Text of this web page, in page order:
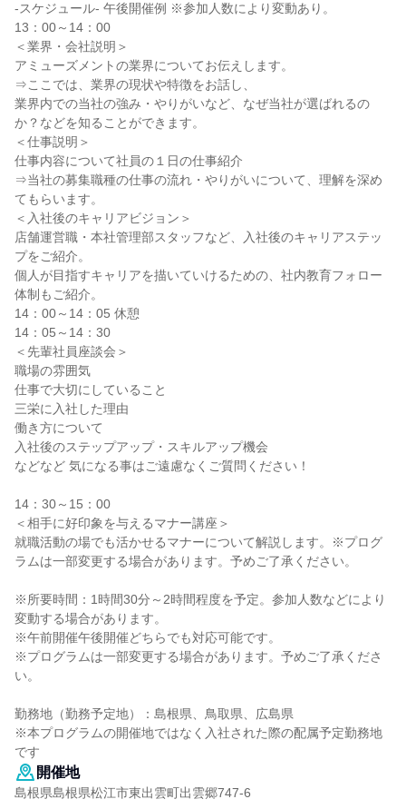
-スケジュール- 午後開催例 ※参加人数により変動あり。
13：00～14：00
＜業界・会社説明＞
アミューズメントの業界についてお伝えします。
⇒ここでは、業界の現状や特徴をお話し、
業界内での当社の強み・やりがいなど、なぜ当社が選ばれるの
か？などを知ることができます。
＜仕事説明＞
仕事内容について社員の１日の仕事紹介
⇒当社の募集職種の仕事の流れ・やりがいについて、理解を深め
てもらいます。
＜入社後のキャリアビジョン＞
店舗運営職・本社管理部スタッフなど、入社後のキャリアステッ
プをご紹介。
個人が目指すキャリアを描いていけるための、社内教育フォロー
体制もご紹介。
14：00～14：05 休憩
14：05～14：30
＜先輩社員座談会＞
職場の雰囲気
仕事で大切にしていること
三栄に入社した理由
働き方について
入社後のステップアップ・スキルアップ機会
などなど 気になる事はご遠慮なくご質問ください！
14：30～15：00
＜相手に好印象を与えるマナー講座＞
就職活動の場でも活かせるマナーについて解説します。※プログ
ラムは一部変更する場合があります。予めご了承ください。
※所要時間：1時間30分～2時間程度を予定。参加人数などにより
変動する場合があります。
※午前開催午後開催どちらでも対応可能です。
※プログラムは一部変更する場合があります。予めご了承くださ
い。
勤務地（勤務予定地）：島根県、鳥取県、広島県
※本プログラムの開催地ではなく入社された際の配属予定勤務地
です
開催地
島根県島根県松江市東出雲町出雲郷747-6